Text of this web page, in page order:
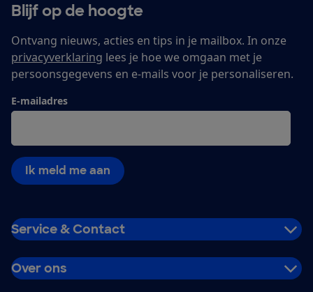
Blijf op de hoogte
Ontvang nieuws, acties en tips in je mailbox. In onze
privacyverklaring lees je hoe we omgaan met je
persoonsgegevens en e-mails voor je personaliseren.
E-mailadres
Ik meld me aan
Service & Contact
Over ons